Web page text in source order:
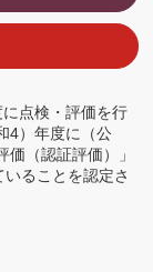
点検・評価を行
4）年度に（公
（認証評価）」
ることを認定さ
ド
開